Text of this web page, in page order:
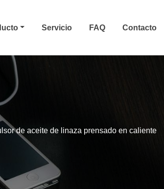
Servicio FAQ Contacto
de aceite de linaza prensado en caliente